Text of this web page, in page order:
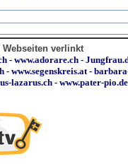
verlinkt
- www.adorare.ch -
- www.segenskreis.at-
lazarus.ch - www.pater-pio.de